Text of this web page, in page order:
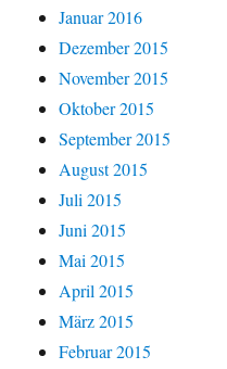
Januar 2016
Dezember 2015
November 2015
Oktober 2015
September 2015
August 2015
Juli 2015
Juni 2015
Mai 2015
April 2015
März 2015
Februar 2015